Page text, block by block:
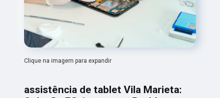
Clique na imagem para expandir
assistência de tablet Vila Marieta: